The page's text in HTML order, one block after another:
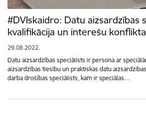
#DVIskaidro: Datu aizsardzības
kvalifikācija un interešu
29.08.2022.
Datu aizsardzības speciālists ir persona ar
aizsardzības tiesību un praktiskas datu
darba drošības speciālists, kam ir speciālas…